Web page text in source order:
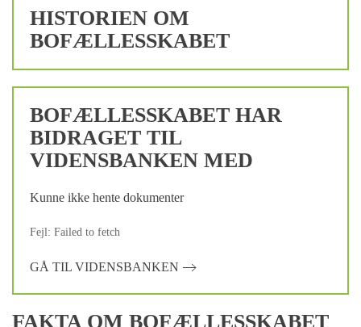
HISTORIEN OM
BOFÆLLESSKABET
BOFÆLLESSKABET HAR
BIDRAGET TIL
VIDENSBANKEN MED
Kunne ikke hente dokumenter
Fejl: Failed to fetch
GÅ TIL VIDENSBANKEN
FAKTA OM BOFÆLLESSKABET